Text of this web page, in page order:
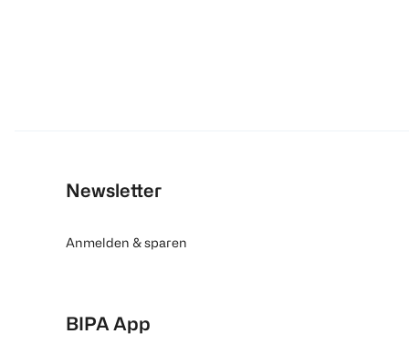
Newsletter
Anmelden & sparen
BIPA App